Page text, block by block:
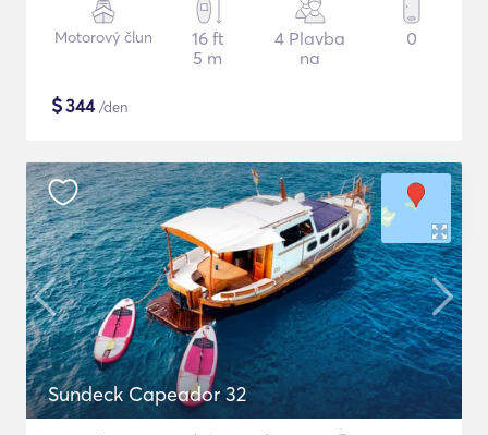
Motorový člun
16 ft
5 m
4 Plavba
na
0
$344/den
Sundeck Capeador 32